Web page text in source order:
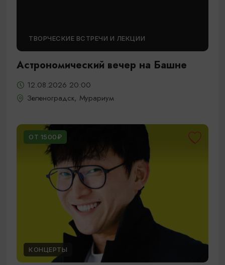
ТВОРЧЕСКИЕ ВСТРЕЧИ И ЛЕКЦИИ
Астрономический вечер на Башне
12.08.2026 20:00
Зеленоградск, Мурариум
ОТ 1500₽
КОНЦЕРТЫ